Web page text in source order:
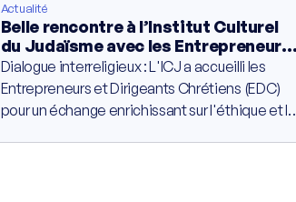
Actualité
Belle rencontre à l’Institut Culturel
du Judaïsme avec les Entrepreneurs
et Dirigeants Chrétiens
Dialogue interreligieux : L'ICJ a accueilli les
Entrepreneurs et Dirigeants Chrétiens (EDC)
pour un échange enrichissant sur l'éthique et la